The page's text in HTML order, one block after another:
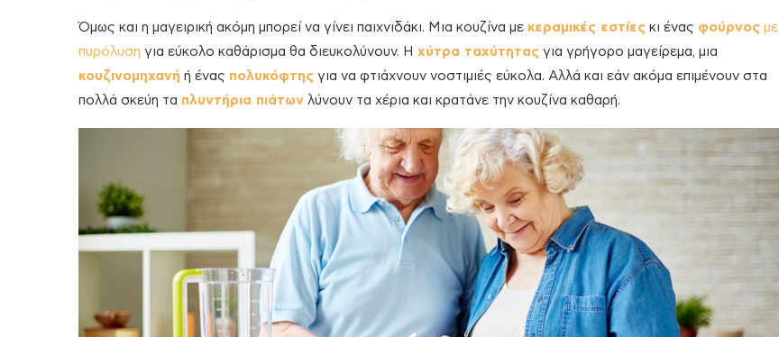
Όμως και η μαγειρική ακόμη μπορεί να γίνει παιχνιδάκι. Μια κουζίνα με κεραμικές εστίες κι ένας φούρνος με
πυρόλυση για εύκολο καθάρισμα θα διευκολύνουν. Η χύτρα ταχύτητας για γρήγορο μαγείρεμα, μια
κουζινομηχανή ή ένας πολυκόφτης για να φτιάχνουν νοστιμιές εύκολα. Αλλά και εάν ακόμα επιμένουν στα
πολλά σκεύη τα πλυντήρια πιάτων λύνουν τα χέρια και κρατάνε την κουζίνα καθαρή.